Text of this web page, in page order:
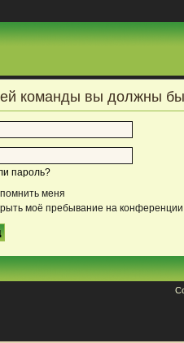
команды вы должны
пароль?
меня
моё пребывание на конференции